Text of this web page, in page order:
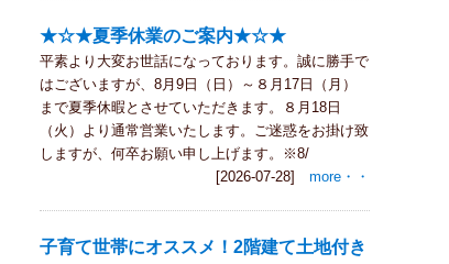
★☆★夏季休業のご案内★☆★
平素より大変お世話になっております。誠に勝手で
はございますが、8月9日（日）～８月17日（月）
まで夏季休暇とさせていただきます。８月18日
（火）より通常営業いたします。ご迷惑をお掛け致
しますが、何卒お願い申し上げます。※8/
[2026-07-28] more・・
子育て世帯にオススメ！2階建て土地付き